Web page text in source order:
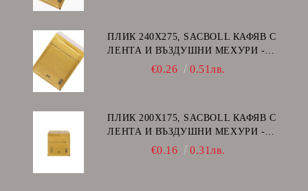
ПЛИК 240Х275, SACBOLL КАФЯВ С
ЛЕНТА И ВЪЗДУШНИ МЕХУРИ -
€0.26 0.51лв.
ПЛИК 200Х175, SACBOLL КАФЯВ С
ЛЕНТА И ВЪЗДУШНИ МЕХУРИ -
€0.16 0.31лв.